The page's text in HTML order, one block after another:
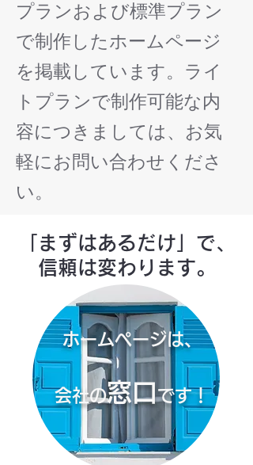
プランおよび標準プラン
で制作したホームページ
を掲載しています。ライ
トプランで制作可能な内
容につきましては、お気
軽にお問い合わせくださ
い。
「まずはあるだけ」で、
信頼は変わります。
ホームページは、
会社の窓口です！